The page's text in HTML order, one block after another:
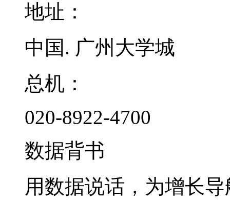
地址：
中国. 广州大学城
总机：
020-8922-4700
数据背书
用数据说话，为增长导